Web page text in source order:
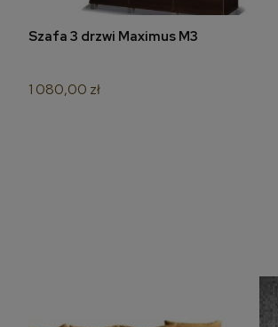
do koszyka
Szafa 3 drzwi Maximus M3
1 080,00 zł